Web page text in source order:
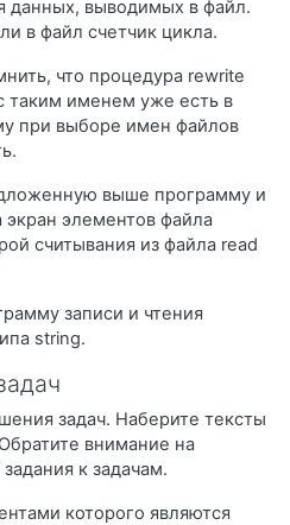
данных, выводимых в файл.
в файл счетчик цикла.
что процедура rewrite
таким именем уже есть в
при выборе имен файлов
выше программу и
элементов файла
считывания из файла read
записи и чтения
string.
задач. Наберите тексты
внимание на
к задачам.
которого являются